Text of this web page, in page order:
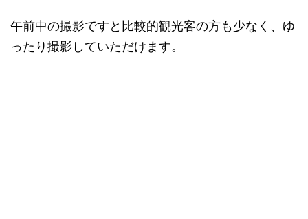
午前中の撮影ですと比較的観光客の方も少なく、ゆ
ったり撮影していただけます。